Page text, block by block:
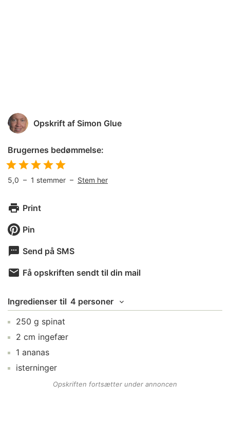
Opskrift af Simon Glue
Brugernes bedømmelse:
5,0 – 1 stemmer – Stem her
Print
Pin
Send på SMS
Få opskriften sendt til din mail
Ingredienser til 4 personer
250 g spinat
2 cm ingefær
1 ananas
isterninger
Opskriften fortsætter under annoncen